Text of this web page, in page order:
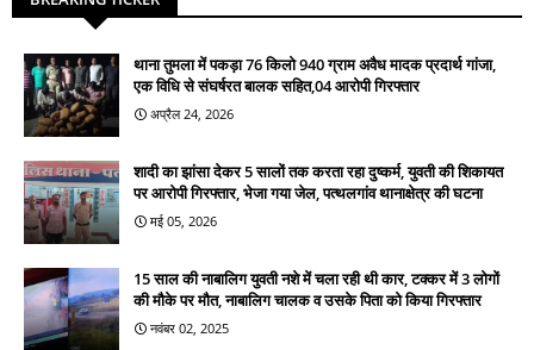
थाना तुमला में पकड़ा 76 किलो 940 ग्राम अवैध मादक प्रदार्थ गांजा,
एक विधि से संघर्षरत बालक सहित,04 आरोपी गिरफ्तार
अप्रैल 24, 2026
शादी का झांसा देकर 5 सालों तक करता रहा दुष्कर्म, युवती की शिकायत
पर आरोपी गिरफ्तार, भेजा गया जेल, पत्थलगांव थानाक्षेत्र की घटना
मई 05, 2026
15 साल की नाबालिग युवती नशे में चला रही थी कार, टक्कर में 3 लोगों
की मौके पर मौत, नाबालिग चालक व उसके पिता को किया गिरफ्तार
नवंबर 02, 2025